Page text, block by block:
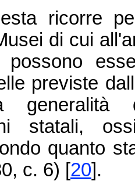
ricorre
di cui
possono
previste
statali,
quanto
c. 6) [20] .